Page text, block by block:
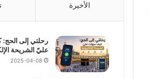
الأخيرة
رحلتي إلى
عليّ الشريحة
2025-04-08